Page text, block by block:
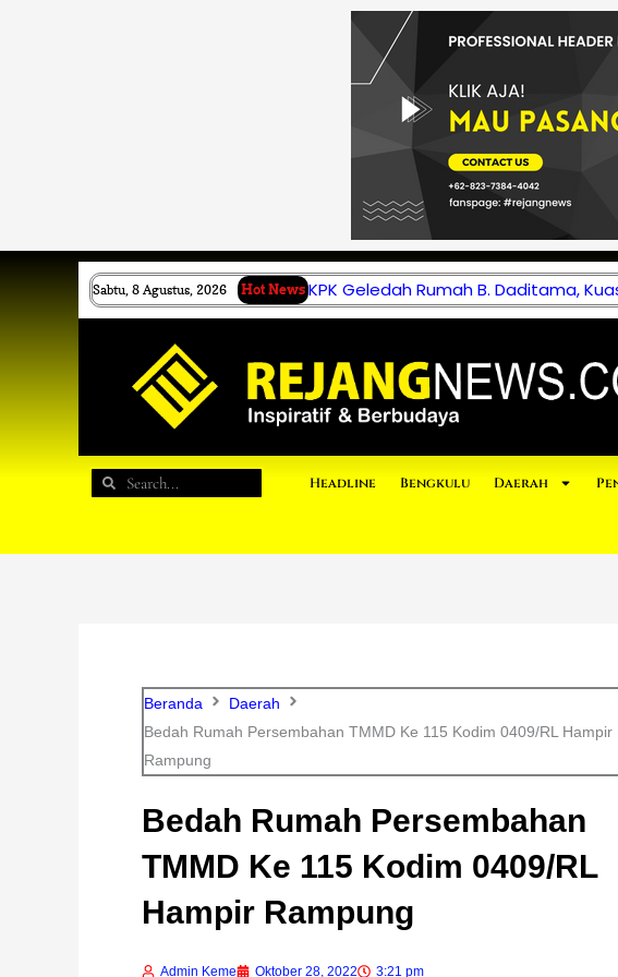
Sabtu, 8 Agustus, 2026 Hot News KPK Geledah Rumah B. Daditama,
Search
Search Headline Bengkulu Daerah
Beranda
Daerah
Bedah Rumah Persembahan TMMD Ke 115 Kodim 0409/RL Hampir
Rampung
Bedah Rumah Persembahan
TMMD Ke 115 Kodim 0409/RL
Hampir Rampung
Admin Keme Oktober 28, 2022 3:21 pm